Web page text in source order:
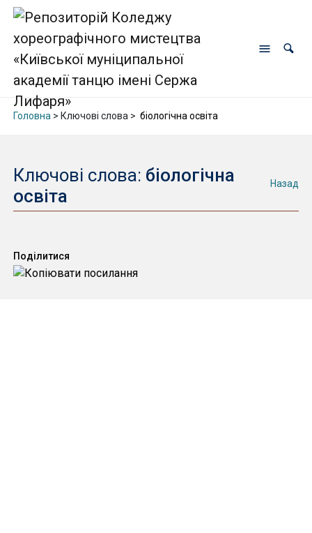
Головна > Ключові слова > біологічна освіта
Ключові слова: біологічна
освіта
Назад
Поділитися